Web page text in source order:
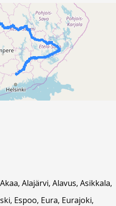
Alajärvi, Alavus, Asikkala,
Espoo, Eura, Eurajoki,